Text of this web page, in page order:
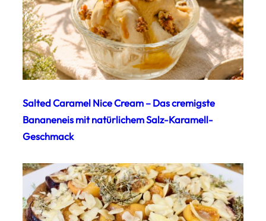
Salted Caramel Nice Cream – Das cremigste
Bananeneis mit natürlichem Salz-Karamell-
Geschmack